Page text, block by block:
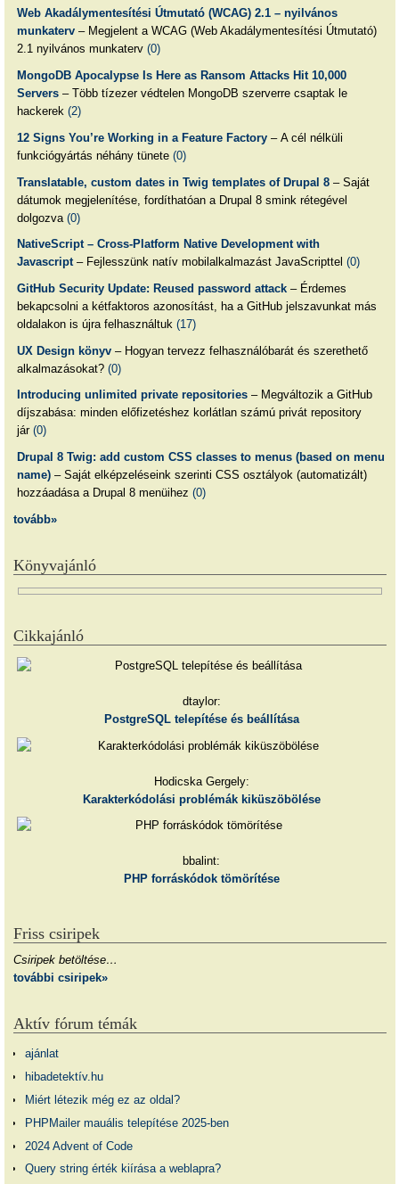
Web Akadálymentesítési Útmutató (WCAG) 2.1 – nyilvános
munkaterv– Megjelent a WCAG (Web Akadálymentesítési Útmutató)
2.1 nyilvános munkaterv (0)
MongoDB Apocalypse Is Here as Ransom Attacks Hit 10,000
Servers– Több tízezer védtelen MongoDB szerverre csaptak le
hackerek (2)
12 Signs You’re Working in a Feature Factory– A cél nélküli
funkciógyártás néhány tünete (0)
Translatable, custom dates in Twig templates of Drupal 8– Saját
dátumok megjelenítése, fordíthatóan a Drupal 8 smink rétegével
dolgozva (0)
NativeScript – Cross-Platform Native Development with
Javascript– Fejlesszünk natív mobilalkalmazást JavaScripttel (0)
GitHub Security Update: Reused password attack– Érdemes
bekapcsolni a kétfaktoros azonosítást, ha a GitHub jelszavunkat más
oldalakon is újra felhasználtuk (17)
UX Design könyv– Hogyan tervezz felhasználóbarát és szerethető
alkalmazásokat? (0)
Introducing unlimited private repositories– Megváltozik a GitHub
díjszabása: minden előfizetéshez korlátlan számú privát repository
jár (0)
Drupal 8 Twig: add custom CSS classes to menus (based on menu
name)– Saját elképzeléseink szerinti CSS osztályok (automatizált)
hozzáadása a Drupal 8 menüihez (0)
tovább»
Könyvajánló
Cikkajánló
dtaylor:
PostgreSQL telepítése és beállítása
Hodicska Gergely:
Karakterkódolási problémák kiküszöbölése
bbalint:
PHP forráskódok tömörítése
Friss csiripek
Csiripek betöltése…
további csiripek»
Aktív fórum témák
ajánlat
hibadetektív.hu
Miért létezik még ez az oldal?
PHPMailer mauális telepítése 2025-ben
2024 Advent of Code
Query string érték kiírása a weblapra?